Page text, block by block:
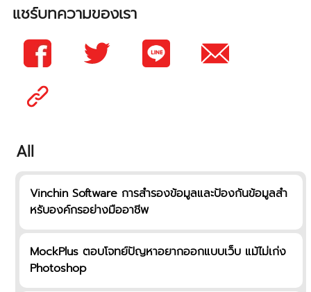
แชร์บทความของเรา
All
Vinchin Software การสำรองข้อมูลและป้องกันข้อมูลสำ
หรับองค์กรอย่างมืออาชีพ
MockPlus ตอบโจทย์ปัญหาอยากออกแบบเว็บ แม้ไม่เก่ง
Photoshop